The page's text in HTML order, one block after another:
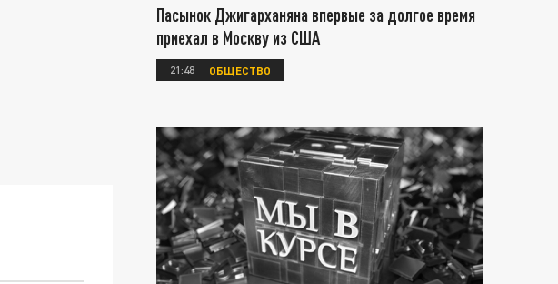
Пасынок Джигарханяна впервые за долгое время
приехал в Москву из США
21:48 ОБЩЕСТВО